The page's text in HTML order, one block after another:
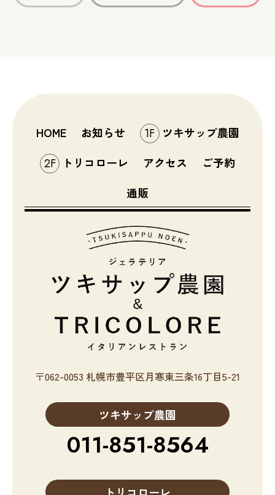
HOME お知らせ 1F ツキサップ農園
2F
トリコローレ アクセス
ご予約
通販
〒062-0053 札幌市豊平区月寒東三条16丁目5-21
ツキサップ農園
011-851-8564
トリコローレ